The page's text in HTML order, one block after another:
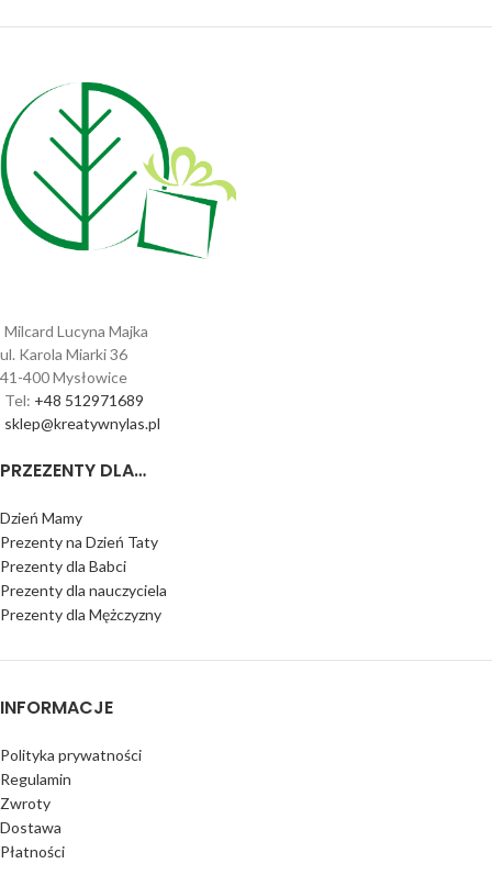
Milcard Lucyna Majka
ul. Karola Miarki 36
41-400 Mysłowice
Tel: +48 512971689
sklep@kreatywnylas.pl
PRZEZENTY DLA…
Dzień Mamy
Prezenty na Dzień Taty
Prezenty dla Babci
Prezenty dla nauczyciela
Prezenty dla Mężczyzny
INFORMACJE
Polityka prywatności
Regulamin
Zwroty
Dostawa
Płatności